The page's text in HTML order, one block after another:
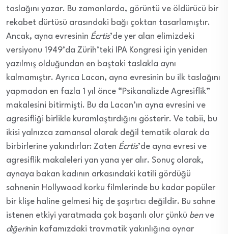
taslağını yazar. Bu zamanlarda, görüntü ve öldürücü bir
rekabet dürtüsü arasındaki bağı çoktan tasarlamıştır.
Ancak, ayna evresinin Écrtis’de yer alan elimizdeki
versiyonu 1949’da Zürih’teki IPA Kongresi için yeniden
yazılmış olduğundan en baştaki taslakla aynı
kalmamıştır. Ayrıca Lacan, ayna evresinin bu ilk taslağını
yapmadan en fazla 1 yıl önce “Psikanalizde Agresiflik”
makalesini bitirmişti. Bu da Lacan’ın ayna evresini ve
agresifliği birlikle kuramlaştırdığını gösterir. Ve tabii, bu
ikisi yalnızca zamansal olarak değil tematik olarak da
birbirlerine yakındırlar: Zaten Écrtis’de ayna evresi ve
agresiflik makaleleri yan yana yer alır. Sonuç olarak,
aynaya bakan kadının arkasındaki katili gördüğü
sahnenin Hollywood korku filmlerinde bu kadar popüler
bir klişe haline gelmesi hiç de şaşırtıcı değildir. Bu sahne
istenen etkiyi yaratmada çok başarılı olur çünkü benve
diğerinin kafamızdaki travmatik yakınlığına oynar